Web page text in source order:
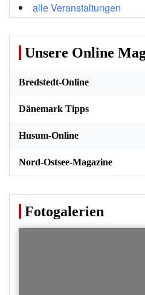
alle Veranstaltungen
Unsere Online
Bredstedt-Online
Dänemark Tipps
Husum-Online
Nord-Ostsee-Magazine
Fotogalerien